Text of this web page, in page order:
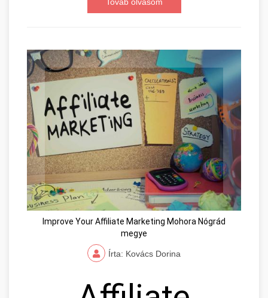
Továb olvasom
Improve Your Affiliate Marketing Mohora Nógrád
megye
Írta: Kovács Dorina